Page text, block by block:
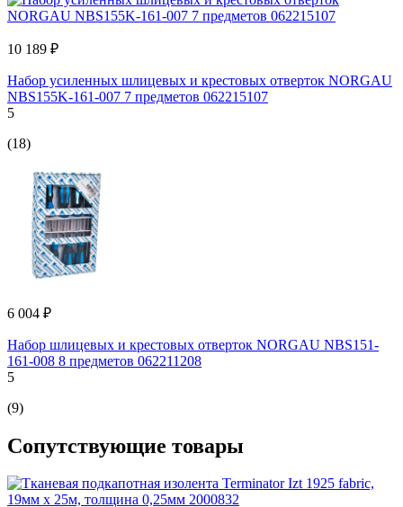
10 189 ₽
Набор усиленных шлицевых и крестовых отверток NORGAU
NBS155K-161-007 7 предметов 062215107
5
(18)
6 004 ₽
Набор шлицевых и крестовых отверток NORGAU NBS151-
161-008 8 предметов 062211208
5
(9)
Сопутствующие товары